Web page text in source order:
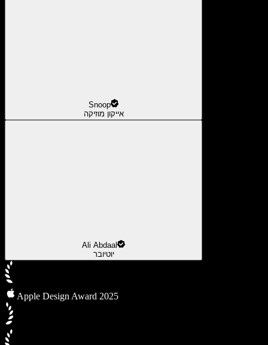
Snoop
אייקון מוזיקה
Ali Abdaal
יוטיובר
Apple Design Award 2025